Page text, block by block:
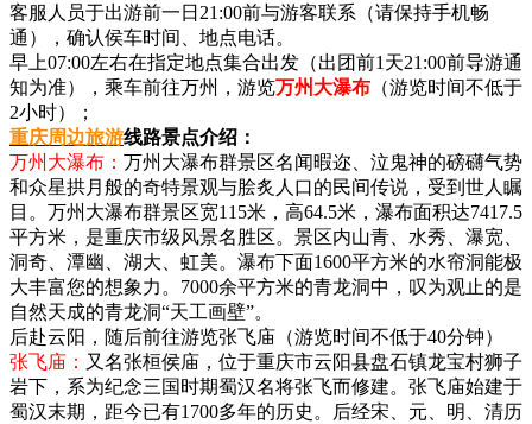
客服人员于出游前一日21:00前与游客联系（请保持手机畅
通），确认侯车时间、地点电话。
早上07:00左右在指定地点集合出发（出团前1天21:00前导游通
知为准），乘车前往万州，游览万州大瀑布 （游览时间不低于
2小时）；
重庆周边旅游线路景点介绍：
万州大瀑布： 万州大瀑布群景区名闻暇迩、泣鬼神的磅礴气势
和众星拱月般的奇特景观与脍炙人口的民间传说，受到世人瞩
目。万州大瀑布群景区宽115米，高64.5米，瀑布面积达7417.5
平方米，是重庆市级风景名胜区。景区内山青、水秀、瀑宽、
洞奇、潭幽、湖大、虹美。瀑布下面1600平方米的水帘洞能极
大丰富您的想象力。7000余平方米的青龙洞中，叹为观止的是
自然天成的青龙洞“天工画壁”。
后赴云阳，随后前往游览张飞庙（游览时间不低于40分钟）
张飞庙： 又名张桓侯庙，位于重庆市云阳县盘石镇龙宝村狮子
岩下，系为纪念三国时期蜀汉名将张飞而修建。张飞庙始建于
蜀汉末期，距今已有1700多年的历史。后经宋、元、明、清历